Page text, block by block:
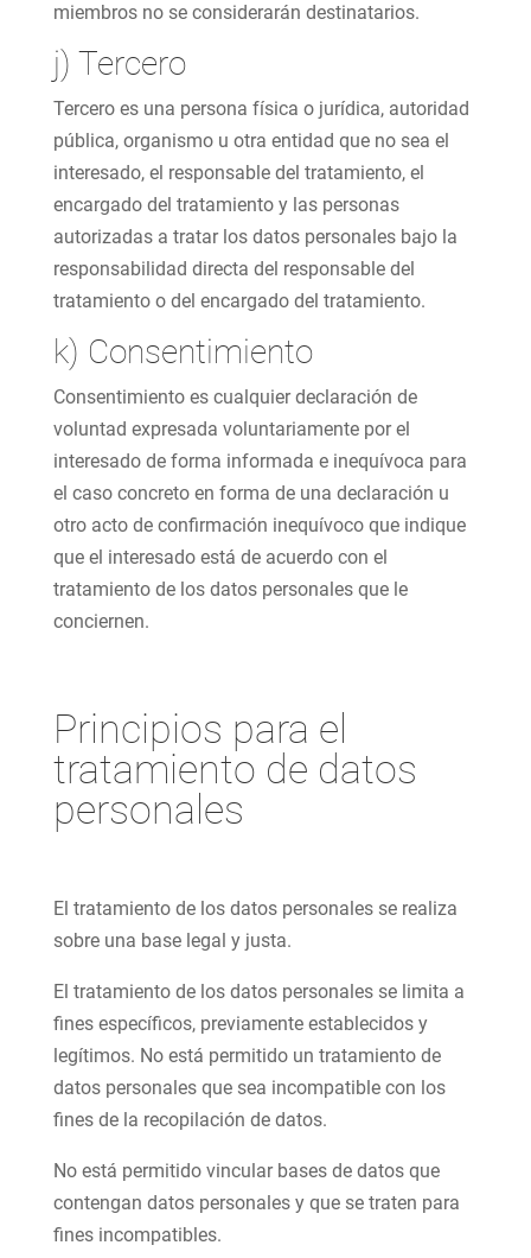
miembros no se considerarán destinatarios.
j) Tercero
Tercero es una persona física o jurídica, autoridad
pública, organismo u otra entidad que no sea el
interesado, el responsable del tratamiento, el
encargado del tratamiento y las personas
autorizadas a tratar los datos personales bajo la
responsabilidad directa del responsable del
tratamiento o del encargado del tratamiento.
k) Consentimiento
Consentimiento es cualquier declaración de
voluntad expresada voluntariamente por el
interesado de forma informada e inequívoca para
el caso concreto en forma de una declaración u
otro acto de confirmación inequívoco que indique
que el interesado está de acuerdo con el
tratamiento de los datos personales que le
conciernen.
Principios para el
tratamiento de datos
personales
El tratamiento de los datos personales se realiza
sobre una base legal y justa.
El tratamiento de los datos personales se limita a
fines específicos, previamente establecidos y
legítimos. No está permitido un tratamiento de
datos personales que sea incompatible con los
fines de la recopilación de datos.
No está permitido vincular bases de datos que
contengan datos personales y que se traten para
fines incompatibles.